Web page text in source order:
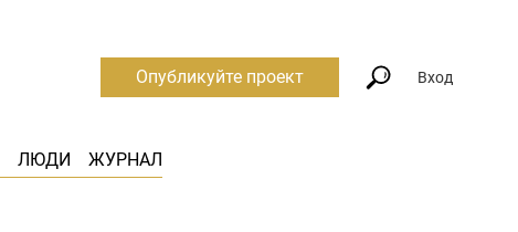
ЛЮДИ ЖУРНАЛ
Опубликуйте проект Вход